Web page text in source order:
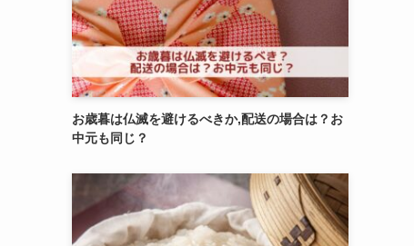
お歳暮は仏滅を避けるべきか,配送の場合は？お
中元も同じ？